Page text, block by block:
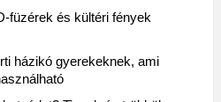
füzérek és kültéri fények
házikó gyerekeknek, ami